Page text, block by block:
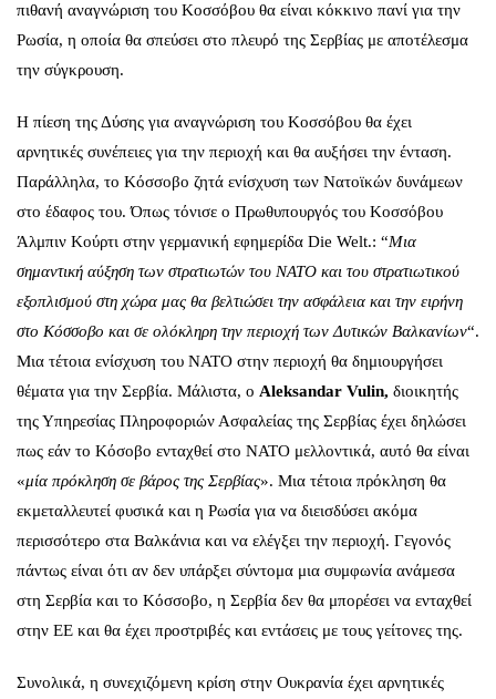
πιθανή αναγνώριση του Κοσσόβου θα είναι κόκκινο πανί για την
Ρωσία, η οποία θα σπεύσει στο πλευρό της Σερβίας με αποτέλεσμα
την σύγκρουση.
Η πίεση της Δύσης για αναγνώριση του Κοσσόβου θα έχει
αρνητικές συνέπειες για την περιοχή και θα αυξήσει την ένταση.
Παράλληλα, το Κόσσοβο ζητά ενίσχυση των Νατοϊκών δυνάμεων
στο έδαφος του. Όπως τόνισε ο Πρωθυπουργός του Κοσσόβου
Άλμπιν Κούρτι στην γερμανική εφημερίδα Die Welt.: “Μια
σημαντική αύξηση των στρατιωτών του ΝΑΤΟ και του στρατιωτικού
εξοπλισμού στη χώρα μας θα βελτιώσει την ασφάλεια και την ειρήνη
στο Κόσσοβο και σε ολόκληρη την περιοχή των Δυτικών Βαλκανίων“.
Μια τέτοια ενίσχυση του ΝΑΤΟ στην περιοχή θα δημιουργήσει
θέματα για την Σερβία. Μάλιστα, ο Aleksandar Vulin, διοικητής
της Υπηρεσίας Πληροφοριών Ασφαλείας της Σερβίας έχει δηλώσει
πως εάν το Κόσοβο ενταχθεί στο ΝΑΤΟ μελλοντικά, αυτό θα είναι
«μία πρόκληση σε βάρος της Σερβίας». Μια τέτοια πρόκληση θα
εκμεταλλευτεί φυσικά και η Ρωσία για να διεισδύσει ακόμα
περισσότερο στα Βαλκάνια και να ελέγξει την περιοχή. Γεγονός
πάντως είναι ότι αν δεν υπάρξει σύντομα μια συμφωνία ανάμεσα
στη Σερβία και το Κόσσοβο, η Σερβία δεν θα μπορέσει να ενταχθεί
στην ΕΕ και θα έχει προστριβές και εντάσεις με τους γείτονες της.
Συνολικά, η συνεχιζόμενη κρίση στην Ουκρανία έχει αρνητικές